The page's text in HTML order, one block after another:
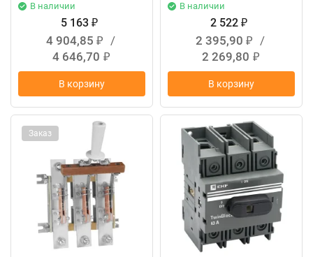
В наличии
5 163 ₽
4 904,85 ₽
/
4 646,70 ₽
В корзину
В наличии
2 522 ₽
2 395,90 ₽
/
2 269,80 ₽
В корзину
Заказ